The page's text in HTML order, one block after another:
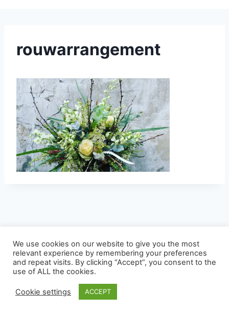
rouwarrangement
© 2026 Bloemist Zoetermeer .nl - WordPress
thema doorKadence WP
We use cookies on our website to give you the most
relevant experience by remembering your preferences
and repeat visits. By clicking “Accept”, you consent to the
use of ALL the cookies.
Cookie settings ACCEPT